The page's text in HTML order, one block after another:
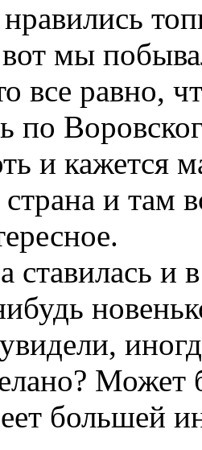
мы
все равно,
по
и кажется
и там
ставилась
Может
большей